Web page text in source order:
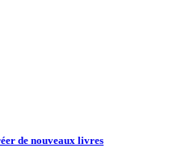
de nouveaux livres